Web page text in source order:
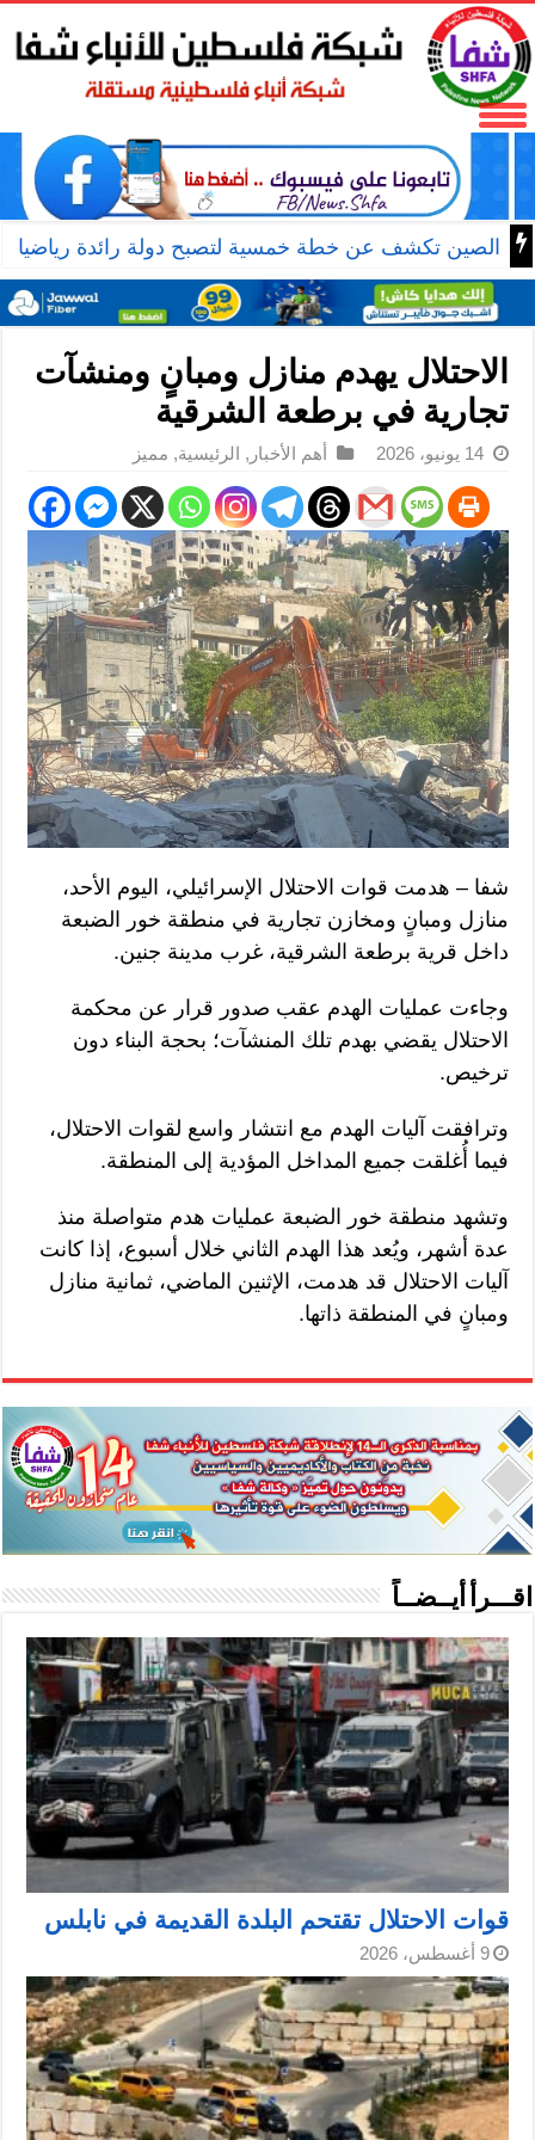
الصين تكشف عن خطة خمسية لتصبح دولة رائدة رياضيا
الاحتلال يهدم منازل ومبانٍ ومنشآت
تجارية في برطعة الشرقية
14 يونيو، 2026 أهم الأخبار , الرئيسية, مميز
شفا – هدمت قوات الاحتلال الإسرائيلي، اليوم الأحد،
منازل ومبانٍ ومخازن تجارية في منطقة خور الضبعة
داخل قرية برطعة الشرقية، غرب مدينة جنين.
وجاءت عمليات الهدم عقب صدور قرار عن محكمة
الاحتلال يقضي بهدم تلك المنشآت؛ بحجة البناء دون
ترخيص.
وترافقت آليات الهدم مع انتشار واسع لقوات الاحتلال،
فيما أُغلقت جميع المداخل المؤدية إلى المنطقة.
وتشهد منطقة خور الضبعة عمليات هدم متواصلة منذ
عدة أشهر، ويُعد هذا الهدم الثاني خلال أسبوع، إذا كانت
آليات الاحتلال قد هدمت، الإثنين الماضي، ثمانية منازل
ومبانٍ في المنطقة ذاتها.
اقـــرأ أيــضــاً
قوات الاحتلال تقتحم البلدة القديمة في نابلس
9 أغسطس، 2026